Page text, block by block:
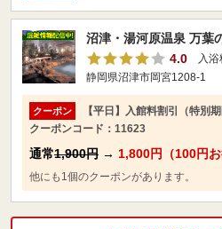
沼津・湯河原温泉 万葉
4.0
入浴
静岡県沼津市岡宮1208-1
クーポン
【平日】入館料割引（特別
クーポンコード：11623
通常1,900円 → 1,800円（100円お
他にも1個のクーポンがあります。